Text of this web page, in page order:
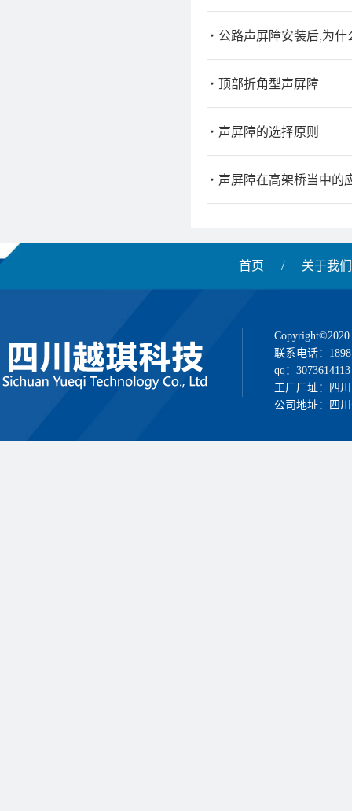
公路声屏障安装后,为
顶部折角型声屏障
声屏障的选择原则
声屏障在高架桥当中的
首页 / 关于我们
联系电话：
qq：3073614113
工厂厂址：四
公司地址：四